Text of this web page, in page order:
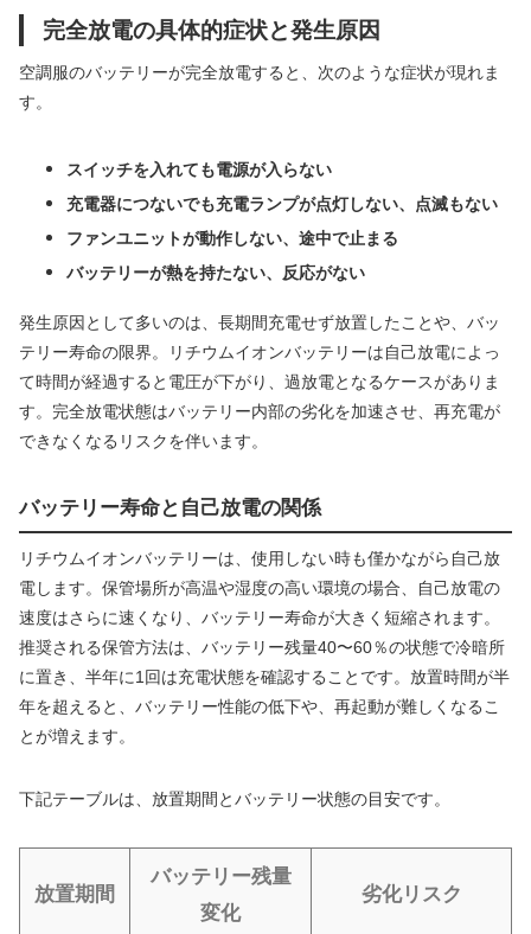
完全放電の具体的症状と発生原因
空調服のバッテリーが完全放電すると、次のような症状が現れま
す。
スイッチを入れても電源が入らない
充電器につないでも充電ランプが点灯しない、点滅もない
ファンユニットが動作しない、途中で止まる
バッテリーが熱を持たない、反応がない
発生原因として多いのは、長期間充電せず放置したことや、バッ
テリー寿命の限界。リチウムイオンバッテリーは自己放電によっ
て時間が経過すると電圧が下がり、過放電となるケースがありま
す。完全放電状態はバッテリー内部の劣化を加速させ、再充電が
できなくなるリスクを伴います。
バッテリー寿命と自己放電の関係
リチウムイオンバッテリーは、使用しない時も僅かながら自己放
電します。保管場所が高温や湿度の高い環境の場合、自己放電の
速度はさらに速くなり、バッテリー寿命が大きく短縮されます。
推奨される保管方法は、バッテリー残量40〜60％の状態で冷暗所
に置き、半年に1回は充電状態を確認することです。放置時間が半
年を超えると、バッテリー性能の低下や、再起動が難しくなるこ
とが増えます。
下記テーブルは、放置期間とバッテリー状態の目安です。
放置期間
バッテリー残量
変化
劣化リスク